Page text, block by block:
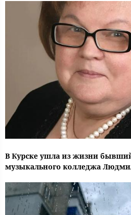
В Курске ушла из жизни
музыкального колледжа